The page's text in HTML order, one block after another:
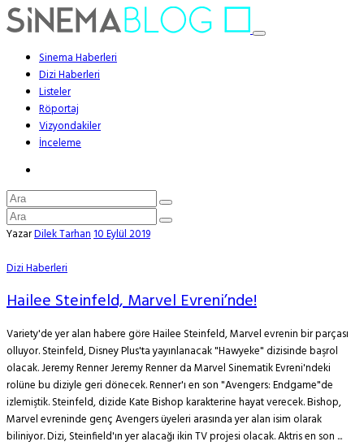
Sinema Haberleri
Dizi Haberleri
Listeler
Röportaj
Vizyondakiler
İnceleme
YazarDilek Tarhan10 Eylül 2019
Dizi Haberleri
Hailee Steinfeld, Marvel Evreni’nde!
Variety'de yer alan habere göre Hailee Steinfeld, Marvel evrenin bir parçası
olluyor. Steinfeld, Disney Plus'ta yayınlanacak "Hawyeke" dizisinde başrol
olacak. Jeremy Renner Jeremy Renner da Marvel Sinematik Evreni'ndeki
rolüne bu diziyle geri dönecek. Renner'ı en son "Avengers: Endgame"de
izlemiştik. Steinfeld, dizide Kate Bishop karakterine hayat verecek. Bishop,
Marvel evreninde genç Avengers üyeleri arasında yer alan isim olarak
biliniyor. Dizi, Steinfield'ın yer alacağı ikin TV projesi olacak. Aktris en son ...